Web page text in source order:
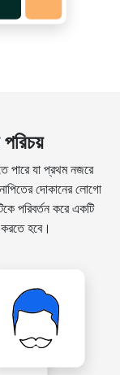
পারে যা প্রথম নজরে
দোকানের লোগো
পরিবর্তন করে একটি
হবে।